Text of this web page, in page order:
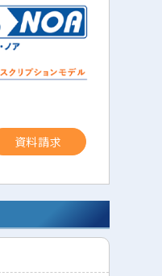
資料請求